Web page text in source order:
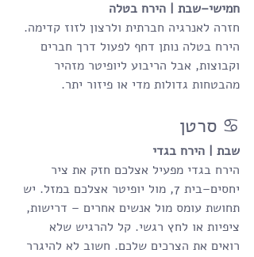
חמישי–שבת | הירח בטלה
חזרה לאנרגיה חברתית ולרצון לזוז קדימה.
הירח בטלה נותן דחף לפעול דרך חברים
וקבוצות, אבל הריבוע ליופיטר מזהיר
מהבטחות גדולות מדי או פיזור יתר.
♋ סרטן
שבת | הירח בגדי
הירח בגדי מפעיל אצלכם חזק את ציר
יחסים–בית 7, מול יופיטר אצלכם במזל. יש
תחושת עומס מול אנשים אחרים – דרישות,
ציפיות או לחץ רגשי. קל להרגיש שלא
רואים את הצרכים שלכם. חשוב לא להיגרר